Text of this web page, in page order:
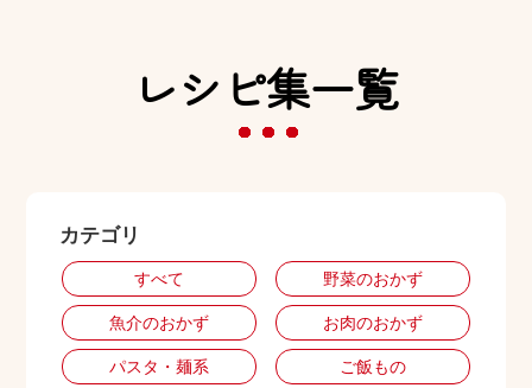
出店用地募集
レシピ集一覧
カテゴリ
すべて 野菜のおかず
魚介のおかず お肉のおかず
パスタ・麺系 ご飯もの